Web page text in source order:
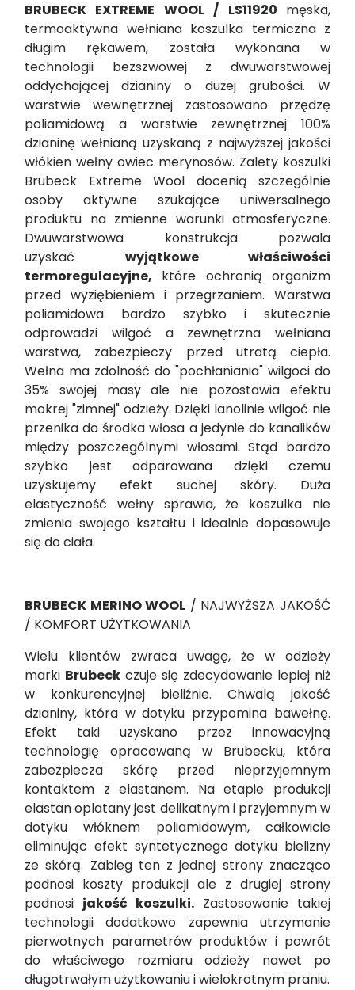
BRUBECK EXTREME WOOL / LS11920 męska,
termoaktywna wełniana koszulka termiczna z
długim rękawem, została wykonana w
technologii bezszwowej z dwuwarstwowej
oddychającej dzianiny o dużej grubości. W
warstwie wewnętrznej zastosowano przędzę
poliamidową a warstwie zewnętrznej 100%
dzianinę wełnianą uzyskaną z najwyższej jakości
włókien wełny owiec merynosów. Zalety koszulki
Brubeck Extreme Wool docenią szczególnie
osoby aktywne szukające uniwersalnego
produktu na zmienne warunki atmosferyczne.
Dwuwarstwowa konstrukcja pozwala
uzyskać wyjątkowe właściwości
termoregulacyjne, które ochronią organizm
przed wyziębieniem i przegrzaniem. Warstwa
poliamidowa bardzo szybko i skutecznie
odprowadzi wilgoć a zewnętrzna wełniana
warstwa, zabezpieczy przed utratą ciepła.
Wełna ma zdolność do "pochłaniania" wilgoci do
35% swojej masy ale nie pozostawia efektu
mokrej "zimnej" odzieży. Dzięki lanolinie wilgoć nie
przenika do środka włosa a jedynie do kanalików
między poszczególnymi włosami. Stąd bardzo
szybko jest odparowana dzięki czemu
uzyskujemy efekt suchej skóry. Duża
elastyczność wełny sprawia, że koszulka nie
zmienia swojego kształtu i idealnie dopasowuje
się do ciała.
BRUBECK MERINO WOOL / NAJWYŻSZA JAKOŚĆ
/ KOMFORT UŻYTKOWANIA
Wielu klientów zwraca uwagę, że w odzieży
marki Brubeck czuje się zdecydowanie lepiej niż
w konkurencyjnej bieliźnie. Chwalą jakość
dzianiny, która w dotyku przypomina bawełnę.
Efekt taki uzyskano przez innowacyjną
technologię opracowaną w Brubecku, która
zabezpiecza skórę przed nieprzyjemnym
kontaktem z elastanem. Na etapie produkcji
elastan oplatany jest delikatnym i przyjemnym w
dotyku włóknem poliamidowym, całkowicie
eliminując efekt syntetycznego dotyku bielizny
ze skórą. Zabieg ten z jednej strony znacząco
podnosi koszty produkcji ale z drugiej strony
podnosi jakość koszulki. Zastosowanie takiej
technologii dodatkowo zapewnia utrzymanie
pierwotnych parametrów produktów i powrót
do właściwego rozmiaru odzieży nawet po
długotrwałym użytkowaniu i wielokrotnym praniu.